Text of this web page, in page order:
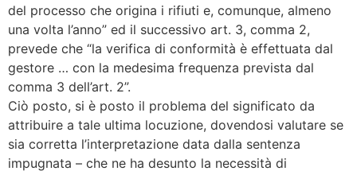
del processo che origina i rifiuti e, comunque, almeno
una volta l’anno” ed il successivo art. 3, comma 2,
prevede che “la verifica di conformità è effettuata dal
gestore … con la medesima frequenza prevista dal
comma 3 dell’art. 2”.
Ciò posto, si è posto il problema del significato da
attribuire a tale ultima locuzione, dovendosi valutare se
sia corretta l’interpretazione data dalla sentenza
impugnata – che ne ha desunto la necessità di